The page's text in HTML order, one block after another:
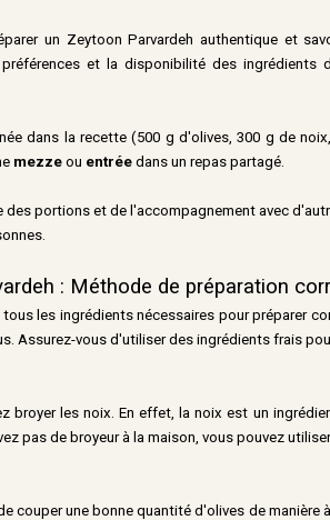
un Zeytoon Parvardeh authentique et
et la disponibilité des ingrédients
dans la recette (500 g d'olives, 300 g de
mezze ou entrée dans un repas partagé.
des portions et de l'accompagnement avec
: Méthode de préparation
les ingrédients nécessaires pour préparer
Assurez-vous d'utiliser des ingrédients frais
broyer les noix. En effet, la noix est un
pas de broyeur à la maison, vous pouvez
couper une bonne quantité d'olives de manière